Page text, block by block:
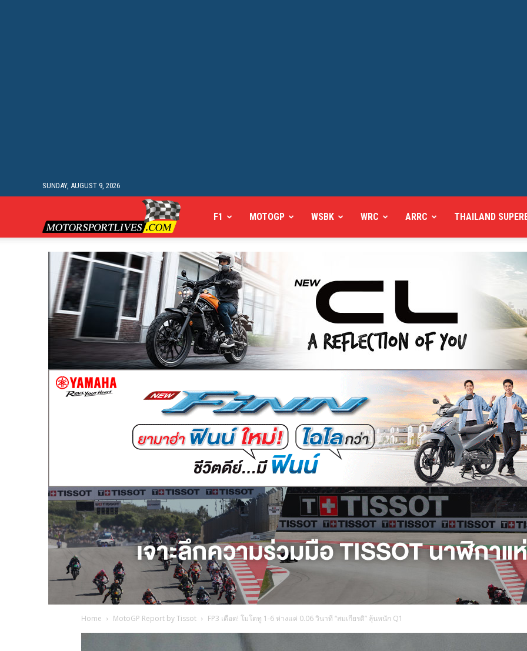
SUNDAY, AUGUST 9, 2026
Motorsportlives
F1 MOTOGP WSBK WRC ARRC THAILAND
Home MotoGP Report by Tissot FP3 เดือด! โมโตทู 1-6 ห่างแค่ 0.06 วินาที “สมเกียรติ” ลุ้นหนัก Q1